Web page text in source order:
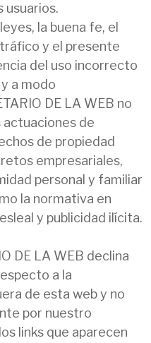
usuarios.
la buena fe, el
y el presente
del uso incorrecto
a modo
DE LA WEB no
actuaciones de
de propiedad
empresariales,
personal y familiar
la normativa en
y publicidad ilícita.
DE LA WEB declina
a la
de esta web y no
por nuestro
links que aparecen